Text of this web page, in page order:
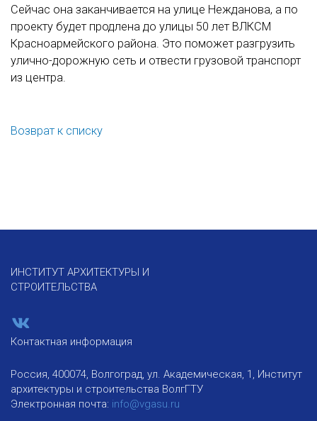
Сейчас она заканчивается на улице Нежданова, а по
проекту будет продлена до улицы 50 лет ВЛКСМ
Красноармейского района. Это поможет разгрузить
улично-дорожную сеть и отвести грузовой транспорт
из центра.
Возврат к списку
ИНСТИТУТ АРХИТЕКТУРЫ И
СТРОИТЕЛЬСТВА
Контактная информация
Россия, 400074, Волгоград, ул. Академическая, 1, Институт
архитектуры и строительства ВолгГТУ
Электронная почта: info@vgasu.ru